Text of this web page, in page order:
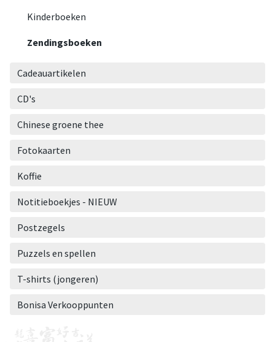
Kinderboeken
Zendingsboeken
Cadeauartikelen
CD's
Chinese groene thee
Fotokaarten
Koffie
Notitieboekjes - NIEUW
Postzegels
Puzzels en spellen
T-shirts (jongeren)
Bonisa Verkooppunten